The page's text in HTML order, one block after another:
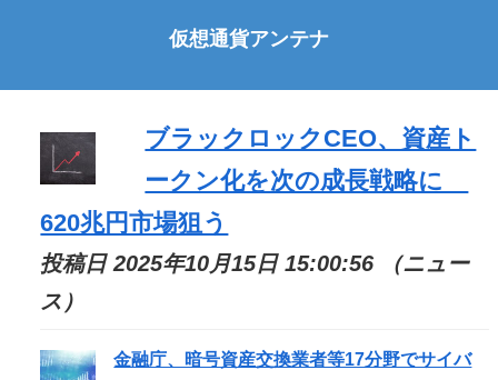
仮想通貨アンテナ
ブラックロックCEO、資産ト
ークン化を次の成長戦略に
620兆円市場狙う
投稿日 2025年10月15日 15:00:56 （ニュー
ス）
金融庁、暗号資産交換業者等17分野でサイバ